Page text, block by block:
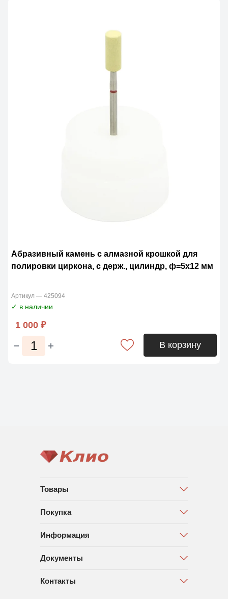
Абразивный камень с алмазной крошкой для
полировки циркона, с держ., цилиндр, ф=5х12 мм
Артикул — 425094
✓ в наличии
1 000 ₽
В корзину
Товары
Покупка
Информация
Документы
Контакты